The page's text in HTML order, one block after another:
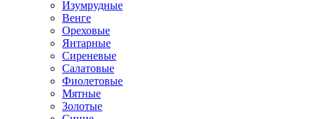
Изумрудные
Венге
Ореховые
Янтарные
Сиреневые
Салатовые
Фиолетовые
Мятные
Золотые